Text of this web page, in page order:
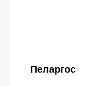
Пеларгос